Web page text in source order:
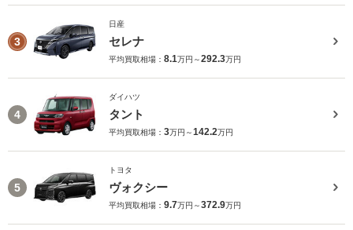
3
日産
セレナ
平均買取相場： 8.1万円～292.3万円
4
ダイハツ
タント
平均買取相場： 3万円～142.2万円
5
トヨタ
ヴォクシー
平均買取相場： 9.7万円～372.9万円